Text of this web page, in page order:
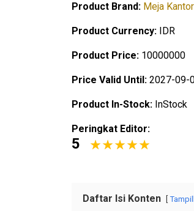
Product Brand: Meja Kantor
Product Currency: IDR
Product Price: 10000000
Price Valid Until: 2027-09-
Product In-Stock: InStock
Peringkat Editor:
5
Daftar Isi Konten